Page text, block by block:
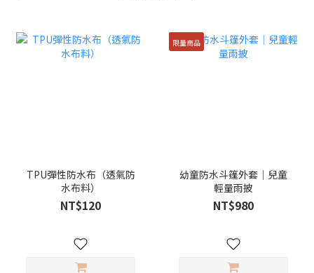
TPU彈性防水布（透氣防
水布料）
NT$120
限量商品
幼童防水斗篷外套｜兒童
輕量雨披
NT$980